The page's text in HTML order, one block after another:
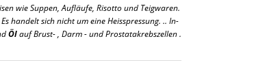
wie Suppen, Aufläufe, Risotto und Teigwaren.
handelt sich nicht um eine Heisspressung. .. In-
Ölauf Brust- , Darm - und Prostatakrebszellen .